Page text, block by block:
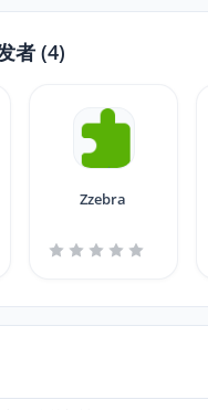
者 (4)
Zzebra